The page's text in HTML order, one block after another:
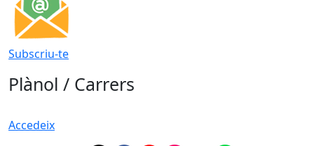
Subscriu-te
Plànol / Carrers
Accedeix